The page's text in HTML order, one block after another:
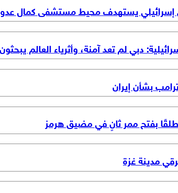
يستهدف محيط مستشفى كمال
دبي لم تعد آمنة، وأثرياء العالم
بشأن إيران
بفتح ممر ثانٍ في مضيق هرمز
مدينة غزة